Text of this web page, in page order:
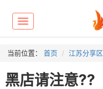
Toggle
navigation
当前位置： 首页 江苏分享区
黑店请注意??